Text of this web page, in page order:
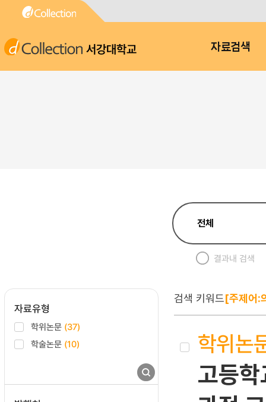
서강대학교 자료검색
결과내 검색
자료유형
학위논문 (37)
학술논문 (10)
검색 키워드[주제어:
학위논
고등